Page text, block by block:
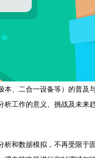
、二合一设备等）的普及
工作的意义、挑战及未来趋
和数据模拟，不再受限于